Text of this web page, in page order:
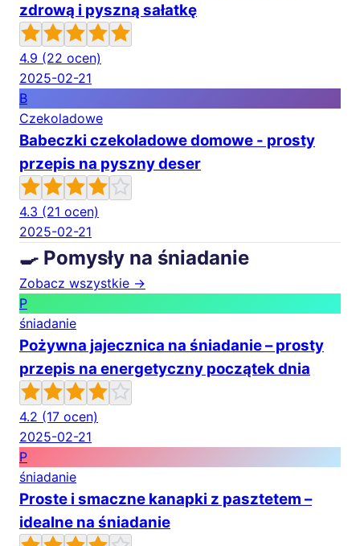
zdrową i pyszną sałatkę
4.9 (22 ocen)
2025-02-21
B
Czekoladowe
Babeczki czekoladowe domowe - prosty
przepis na pyszny deser
4.3 (21 ocen)
2025-02-21
🍳 Pomysły na śniadanie
Zobacz wszystkie →
P
śniadanie
Pożywna jajecznica na śniadanie – prosty
przepis na energetyczny początek dnia
4.2 (17 ocen)
2025-02-21
P
śniadanie
Proste i smaczne kanapki z pasztetem –
idealne na śniadanie